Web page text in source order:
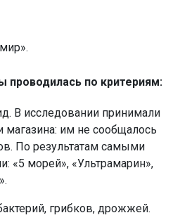
проводилась по критериям:
В исследовании принимали
магазина: им не сообщалось
По результатам самыми
«5 морей», «Ультрамарин»,
грибков, дрожжей.